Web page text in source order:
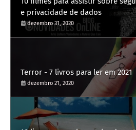
e privacidade de dados
dezembro 31, 2020
Terror - 7 livros para ler em 2021
dezembro 21, 2020